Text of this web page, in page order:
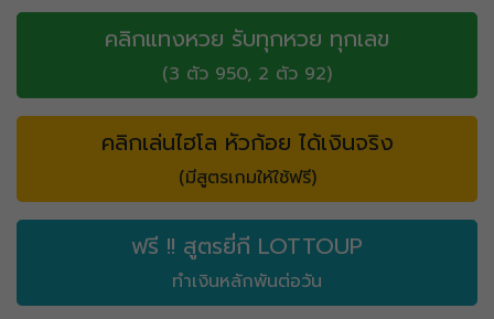
คลิกแทงหวย รับทุกหวย ทุกเลข
(3 ตัว 950, 2 ตัว 92)
คลิกเล่นไฮโล หัวก้อย ได้เงินจริง
(มีสูตรเกมให้ใช้ฟรี)
ฟรี !! สูตรยี่กี LOTTOUP
ทำเงินหลักพันต่อวัน